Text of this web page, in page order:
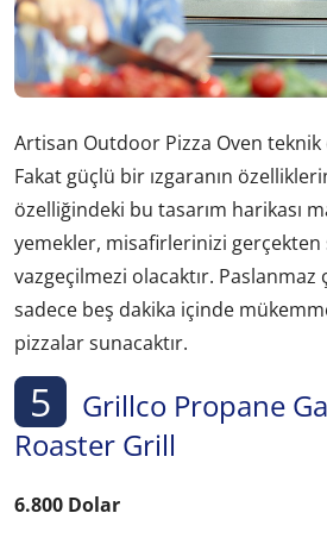
Artisan Outdoor Pizza Oven teknik
Fakat güçlü bir ızgaranın
özelliğindeki bu tasarım harikası
yemekler, misafirlerinizi gerçekten
vazgeçilmezi olacaktır. Paslanmaz
sadece beş dakika içinde
pizzalar sunacaktır.
5
Grillco Propane
Roaster Grill
6.800 Dolar